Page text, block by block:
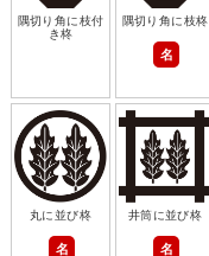
隅切り角に枝付
き柊
隅切り角に枝柊
名
丸に並び柊
名
井筒に並び柊
名